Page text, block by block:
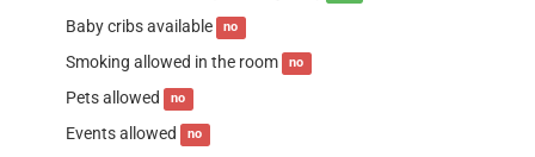
Baby cribs available no
Smoking allowed in the room no
Pets allowed no
Events allowed no